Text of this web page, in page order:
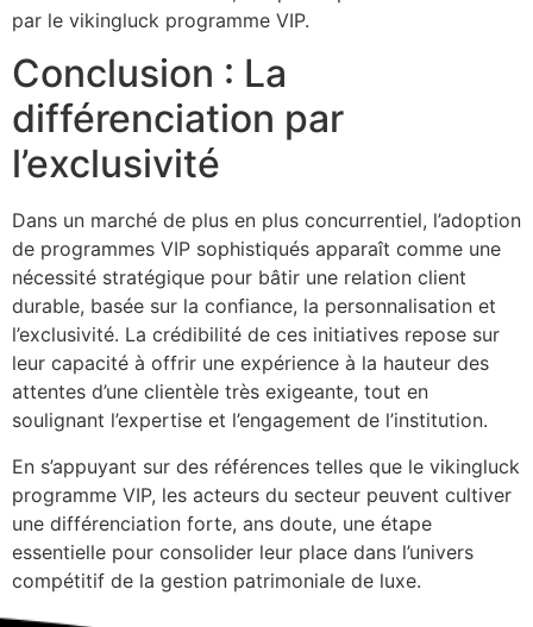
par le vikingluck programme VIP.
Conclusion : La
différenciation par
l’exclusivité
Dans un marché de plus en plus concurrentiel, l’adoption
de programmes VIP sophistiqués apparaît comme une
nécessité stratégique pour bâtir une relation client
durable, basée sur la confiance, la personnalisation et
l’exclusivité. La crédibilité de ces initiatives repose sur
leur capacité à offrir une expérience à la hauteur des
attentes d’une clientèle très exigeante, tout en
soulignant l’expertise et l’engagement de l’institution.
En s’appuyant sur des références telles que le vikingluck
programme VIP, les acteurs du secteur peuvent cultiver
une différenciation forte, ans doute, une étape
essentielle pour consolider leur place dans l’univers
compétitif de la gestion patrimoniale de luxe.